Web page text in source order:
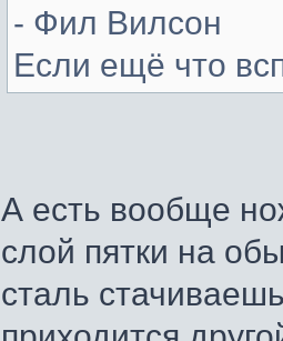
- Фил Вилсон
Если ещё что
А есть вообще
слой пятки на
сталь